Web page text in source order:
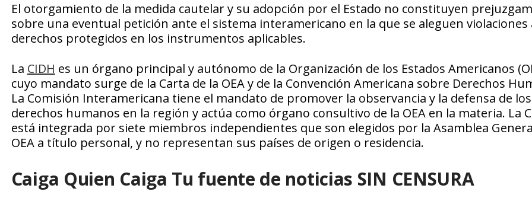
El otorgamiento de la medida cautelar y su adopción por el Estado no constituyen
sobre una eventual petición ante el sistema interamericano en la que se aleguen violaciones
derechos protegidos en los instrumentos aplicables.
La CIDH es un órgano principal y autónomo de la Organización de los Estados Americanos
cuyo mandato surge de la Carta de la OEA y de la Convención Americana sobre Derechos
La Comisión Interamericana tiene el mandato de promover la observancia y la defensa de los
derechos humanos en la región y actúa como órgano consultivo de la OEA en la materia. La
está integrada por siete miembros independientes que son elegidos por la Asamblea
OEA a título personal, y no representan sus países de origen o residencia.
Caiga Quien Caiga Tu fuente de noticias SIN CENSURA